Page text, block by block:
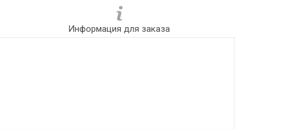
Информация для заказа